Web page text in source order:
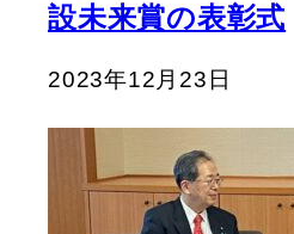
設未来賞の表彰式
2023年12月23日